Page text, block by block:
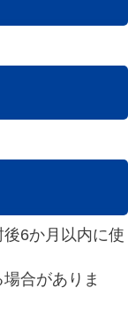
6か月以内に使
合がありま